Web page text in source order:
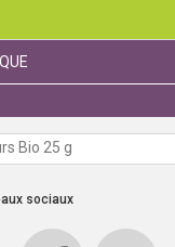
Bio 25 g
sociaux